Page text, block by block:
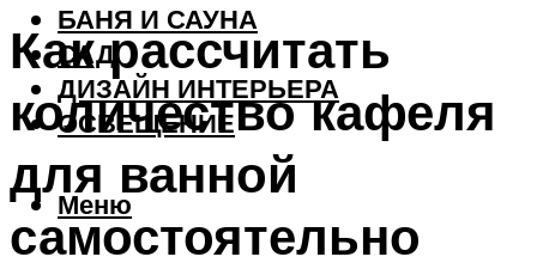
БАНЯ И САУНА
САД
ДИЗАЙН ИНТЕРЬЕРА
ОСВЕЩЕНИЕ
Меню
Как рассчитать
количество кафеля
для ванной
самостоятельно